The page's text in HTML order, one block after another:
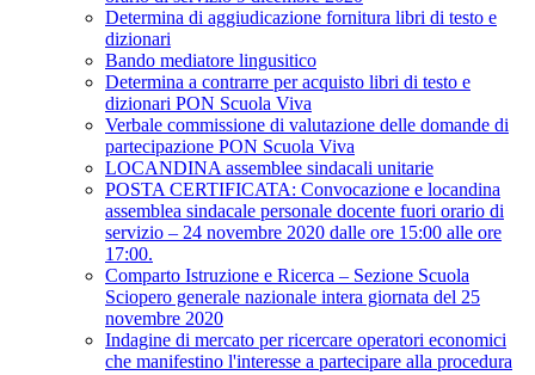
Determina di aggiudicazione fornitura libri di testo e
dizionari
Bando mediatore lingusitico
Determina a contrarre per acquisto libri di testo e
dizionari PON Scuola Viva
Verbale commissione di valutazione delle domande di
partecipazione PON Scuola Viva
LOCANDINA assemblee sindacali unitarie
POSTA CERTIFICATA: Convocazione e locandina
assemblea sindacale personale docente fuori orario di
servizio – 24 novembre 2020 dalle ore 15:00 alle ore
17:00.
Comparto Istruzione e Ricerca – Sezione Scuola
Sciopero generale nazionale intera giornata del 25
novembre 2020
Indagine di mercato per ricercare operatori economici
che manifestino l'interesse a partecipare alla procedura